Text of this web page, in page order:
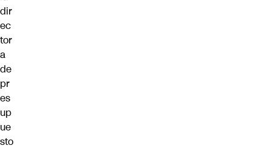
dir
ec
tor
a
de
pr
es
up
ue
sto